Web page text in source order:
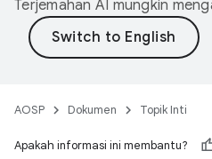
Terjemahan AI mungkin
AOSP Dokumen Topik Inti
Apakah informasi ini membantu?